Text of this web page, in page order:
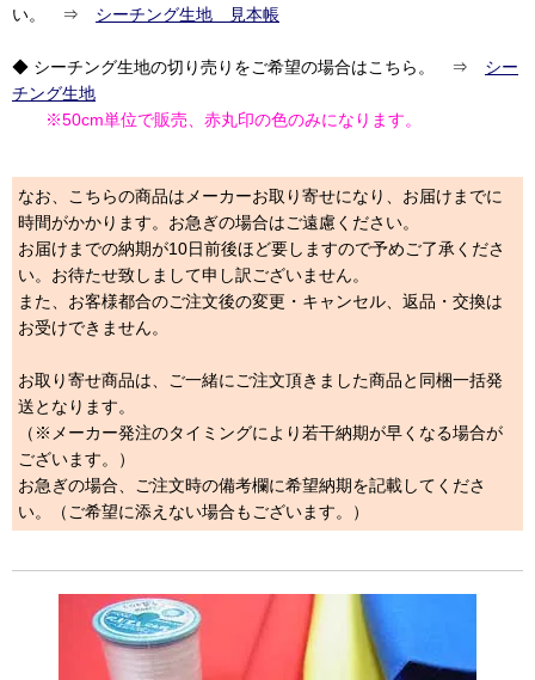
い。 ⇒ シーチング生地 見本帳
◆ シーチング生地の切り売りをご希望の場合はこちら。 ⇒ シー
チング生地
※50cm単位で販売、赤丸印の色のみになります。
なお、こちらの商品はメーカーお取り寄せになり、お届けまでに
時間がかかります。お急ぎの場合はご遠慮ください。
お届けまでの納期が10日前後ほど要しますので予めご了承くださ
い。お待たせ致しまして申し訳ございません。
また、お客様都合のご注文後の変更・キャンセル、返品・交換は
お受けできません。
お取り寄せ商品は、ご一緒にご注文頂きました商品と同梱一括発
送となります。
（※メーカー発注のタイミングにより若干納期が早くなる場合が
ございます。）
お急ぎの場合、ご注文時の備考欄に希望納期を記載してくださ
い。（ご希望に添えない場合もございます。）